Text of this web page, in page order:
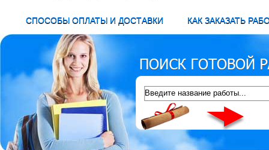
СПОСОБЫ ОПЛАТЫ И ДОСТАВКИ КАК ЗАКАЗАТЬ